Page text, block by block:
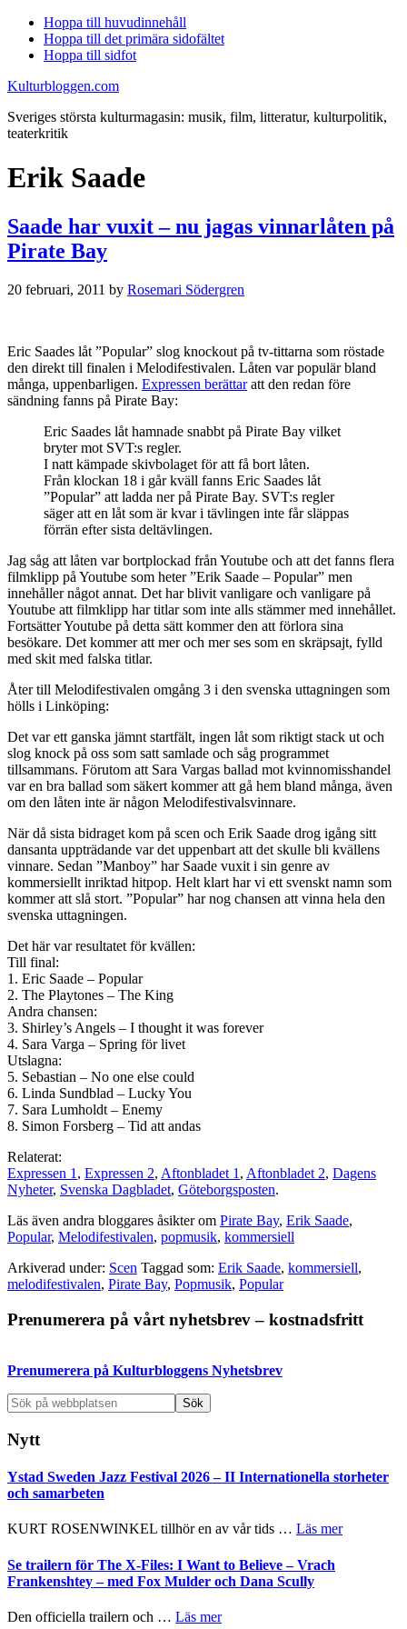
Hoppa till huvudinnehåll
Hoppa till det primära sidofältet
Hoppa till sidfot
Kulturbloggen.com
Sveriges största kulturmagasin: musik, film, litteratur, kulturpolitik,
teaterkritik
Erik Saade
Saade har vuxit – nu jagas vinnarlåten på
Pirate Bay
20 februari, 2011 by Rosemari Södergren
Eric Saades låt ”Popular” slog knockout på tv-tittarna som röstade
den direkt till finalen i Melodifestivalen. Låten var populär bland
många, uppenbarligen. Expressen berättaratt den redan före
sändning fanns på Pirate Bay:
Eric Saades låt hamnade snabbt på Pirate Bay vilket
bryter mot SVT:s regler.
I natt kämpade skivbolaget för att få bort låten.
Från klockan 18 i går kväll fanns Eric Saades låt
”Popular” att ladda ner på Pirate Bay. SVT:s regler
säger att en låt som är kvar i tävlingen inte får släppas
förrän efter sista deltävlingen.
Jag såg att låten var bortplockad från Youtube och att det fanns flera
filmklipp på Youtube som heter ”Erik Saade – Popular” men
innehåller något annat. Det har blivit vanligare och vanligare på
Youtube att filmklipp har titlar som inte alls stämmer med innehållet.
Fortsätter Youtube på detta sätt kommer den att förlora sina
besökare. Det kommer att mer och mer ses som en skräpsajt, fylld
med skit med falska titlar.
Åter till Melodifestivalen omgång 3 i den svenska uttagningen som
hölls i Linköping:
Det var ett ganska jämnt startfält, ingen låt som riktigt stack ut och
slog knock på oss som satt samlade och såg programmet
tillsammans. Förutom att Sara Vargas ballad mot kvinnomisshandel
var en bra ballad som säkert kommer att gå hem bland många, även
om den låten inte är någon Melodifestivalsvinnare.
När då sista bidraget kom på scen och Erik Saade drog igång sitt
dansanta uppträdande var det uppenbart att det skulle bli kvällens
vinnare. Sedan ”Manboy” har Saade vuxit i sin genre av
kommersiellt inriktad hitpop. Helt klart har vi ett svenskt namn som
kommer att slå stort. ”Popular” har nog chansen att vinna hela den
svenska uttagningen.
Det här var resultatet för kvällen:
Till final:
1. Eric Saade – Popular
2. The Playtones – The King
Andra chansen:
3. Shirley’s Angels – I thought it was forever
4. Sara Varga – Spring för livet
Utslagna:
5. Sebastian – No one else could
6. Linda Sundblad – Lucky You
7. Sara Lumholdt – Enemy
8. Simon Forsberg – Tid att andas
Relaterat:
Expressen 1 , Expressen 2, Aftonbladet 1 , Aftonbladet 2, Dagens
Nyheter, Svenska Dagbladet, Göteborgsposten.
Läs även andra bloggares åsikter om Pirate Bay, Erik Saade,
Popular, Melodifestivalen, popmusik, kommersiell
Arkiverad under: Scen Taggad som: Erik Saade, kommersiell,
melodifestivalen, Pirate Bay, Popmusik, Popular
Primärt
Prenumerera på vårt nyhetsbrev – kostnadsfritt
Prenumerera på Kulturbloggens Nyhetsbrev
Sök
på
webbplatsen
Nytt
Ystad Sweden Jazz Festival 2026 – II Internationella storheter
och samarbeten
KURT ROSENWINKEL tillhör en av vår tids … Läs merom
Se trailern för The X-Files: I Want to Believe – Vrach
Frankenshtey – med Fox Mulder och Dana Scully
Den officiella trailern och … Läs merom